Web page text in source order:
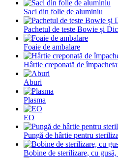
Saci din folie de aluminiu
Pachetul de teste Bowie și
Foaie de ambalare
Hârtie creponată de
Aburi
Plasma
EO
Pungă de hârtie pentru
Bobine de sterilizare, cu gusă,